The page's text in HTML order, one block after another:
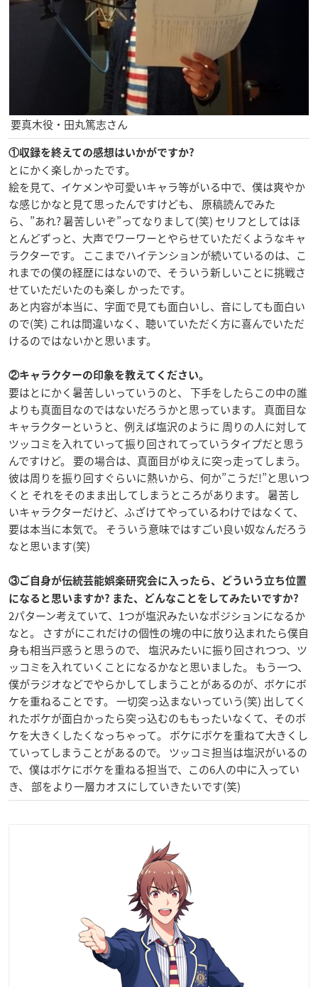
要真木役・田丸篤志さん
①収録を終えての感想はいかがですか?
とにかく楽しかったです。
絵を見て、イケメンや可愛いキャラ等がいる中で、僕は爽やか
な感じかなと見て思ったんですけども、 原稿読んでみた
ら、”あれ? 暑苦しいぞ”ってなりまして(笑) セリフとしてはほ
とんどずっと、大声でワーワーとやらせていただくようなキャ
ラクターです。 ここまでハイテンションが続いているのは、こ
れまでの僕の経歴にはないので、そういう新しいことに挑戦さ
せていただいたのも楽し かったです。
あと内容が本当に、字面で見ても面白いし、音にしても面白い
ので(笑) これは間違いなく、聴いていただく方に喜んでいただ
けるのではないかと思います。
②キャラクターの印象を教えてください。
要はとにかく暑苦しいっていうのと、 下手をしたらこの中の誰
よりも真面目なのではないだろうかと思っています。 真面目な
キャラクターというと、例えば塩沢のように 周りの人に対して
ツッコミを入れていって振り回されてっていうタイプだと思う
んですけど。 要の場合は、真面目がゆえに突っ走ってしまう。
彼は周りを振り回すぐらいに熱いから、何か”こうだ!”と思いつ
くと それをそのまま出してしまうところがあります。 暑苦し
いキャラクターだけど、ふざけてやっているわけではなくて、
要は本当に本気で。 そういう意味ではすごい良い奴なんだろう
なと思います(笑)
③ご自身が伝統芸能娯楽研究会に入ったら、どういう立ち位置
になると思いますか? また、どんなことをしてみたいですか?
2パターン考えていて、1つが塩沢みたいなポジションになるか
なと。 さすがにこれだけの個性の塊の中に放り込まれたら僕自
身も相当戸惑うと思うので、 塩沢みたいに振り回されつつ、ツ
ッコミを入れていくことになるかなと思いました。 もう一つ、
僕がラジオなどでやらかしてしまうことがあるのが、ボケにボ
ケを重ねることです。 一切突っ込まないっていう(笑) 出してく
れたボケが面白かったら突っ込むのももったいなくて、そのボ
ケを大きくしたくなっちゃって。 ボケにボケを重ねて大きくし
ていってしまうことがあるので。 ツッコミ担当は塩沢がいるの
で、僕はボケにボケを重ねる担当で、この6人の中に入ってい
き、 部をより一層カオスにしていきたいです(笑)